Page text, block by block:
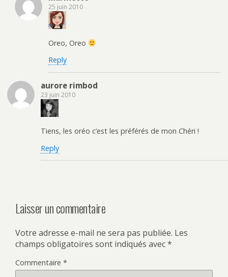
25 juin 2010
Oreo, Oreo
Reply
aurore rimbod
23 juin 2010
Tiens, les oréo c’est les préférés de mon Chéri !
Reply
Laisser un commentaire
Votre adresse e-mail ne sera pas publiée. Les
champs obligatoires sont indiqués avec*
Commentaire *